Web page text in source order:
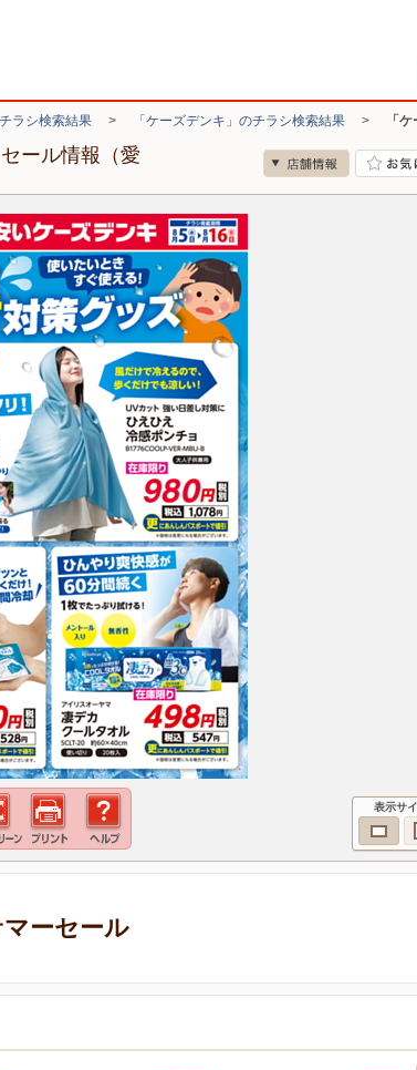
ラシ検索結果 > 「ケーズデンキ」のチラシ検索結果 > 「
ール情報（愛
表示サ
ーセール